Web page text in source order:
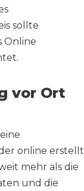
sollte
Online
vor Ort
online erstellt
mehr als die
und die